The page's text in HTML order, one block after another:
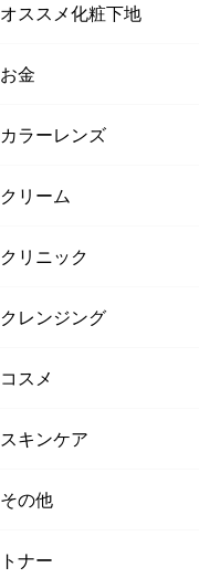
オススメ化粧下地
お金
カラーレンズ
クリーム
クリニック
クレンジング
コスメ
スキンケア
その他
トナー